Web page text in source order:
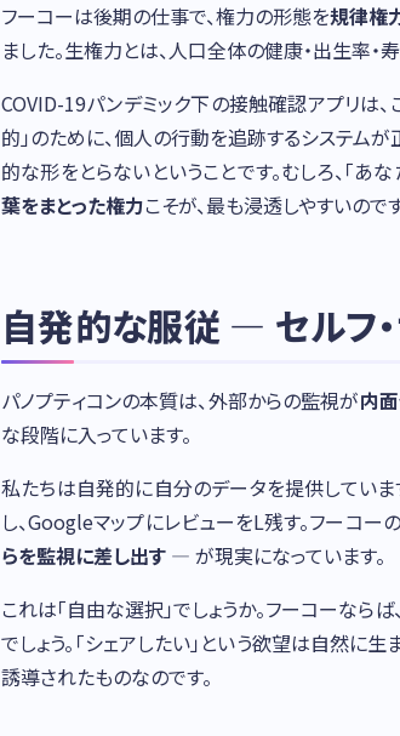
フーコーは後期の仕事で、権力の形態を規律権
ました。生権力とは、人口全体の健康・出生率・
COVID-19パンデミック下の接触確認アプリは
的」のために、個人の行動を追跡するシステム
的な形をとらないということです。むしろ、「あ
葉をまとった権力こそが、最も浸透しやすいのです
自発的な服従 — セルフ
パノプティコンの本質は、外部からの監視が内
な段階に入っています。
私たちは自発的に自分のデータを提供してい
し、GoogleマップにレビューをL残す。フーコ
らを監視に差し出す — が現実になっています。
これは「自由な選択」でしょうか。フーコーなら
でしょう。「シェアしたい」という欲望は自然に
誘導されたものなのです。